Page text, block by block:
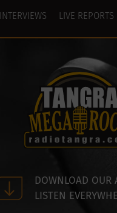
INTERVIEWS LIVE REPORTS
DOWNLOAD OUR
LISTEN